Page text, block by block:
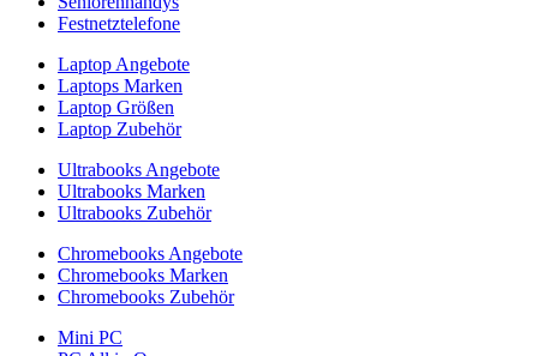
Festnetztelefone
Laptop Angebote
Laptops Marken
Laptop Größen
Laptop Zubehör
Ultrabooks Angebote
Ultrabooks Marken
Ultrabooks Zubehör
Chromebooks Angebote
Chromebooks Marken
Chromebooks Zubehör
Mini PC